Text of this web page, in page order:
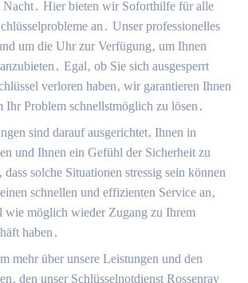
Nacht․ Hier bieten wir Soforthilfe für alle
an․ Unser professionelles
um die Uhr zur Verfügung‚ um Ihnen
Egal‚ ob Sie sich ausgesperrt
verloren haben‚ wir garantieren Ihnen
Ihr Problem schnellstmöglich zu lösen․
sind darauf ausgerichtet‚ Ihnen in
und Ihnen ein Gefühl der Sicherheit zu
dass solche Situationen stressig sein können
schnellen und effizienten Service an‚
wie möglich wieder Zugang zu Ihrem
haben․
mehr über unsere Leistungen und den
den unser Schlüsselnotdienst Rossenray